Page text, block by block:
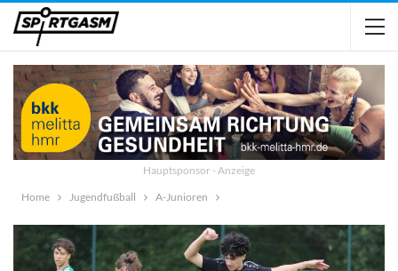
Hauptsponsor - Anzeige
Home
Jugendfußball A-Junioren